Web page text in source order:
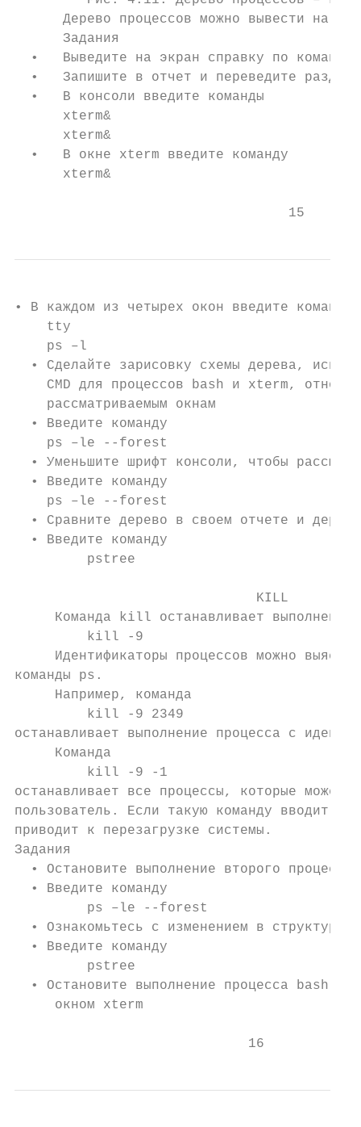
Дерево процессов можно вывести на
      Задания
•   Выведите на экран справку по команде
•   Запишите в отчет и переведите раздел
  •   В консоли введите команды
      xterm&
      xterm&
  •   В окне xterm введите команду
      xterm&
                                  15
• В каждом из четырех окон введите команды
    tty
    ps –l
• Сделайте зарисовку схемы дерева,
CMD для процессов bash и xterm,
    рассматриваемым окнам
  • Введите команду
    ps –le --forest
• Уменьшите шрифт консоли, чтобы
  • Введите команду
    ps –le --forest
• Сравните дерево в своем отчете и
  • Введите команду
         pstree
                              KILL
Команда kill останавливает выполнение
         kill -9
Идентификаторы процессов можно
команды ps.
     Например, команда
         kill -9 2349
останавливает выполнение процесса с
     Команда
         kill -9 -1
останавливает все процессы, которые может
пользователь. Если такую команду вводит
приводит к перезагрузке системы.
Задания
• Остановите выполнение второго процесса
  • Введите команду
         ps –le --forest
• Ознакомьтесь с изменением в структуре
  • Введите команду
         pstree
• Остановите выполнение процесса bash,
     окном xterm
                             16